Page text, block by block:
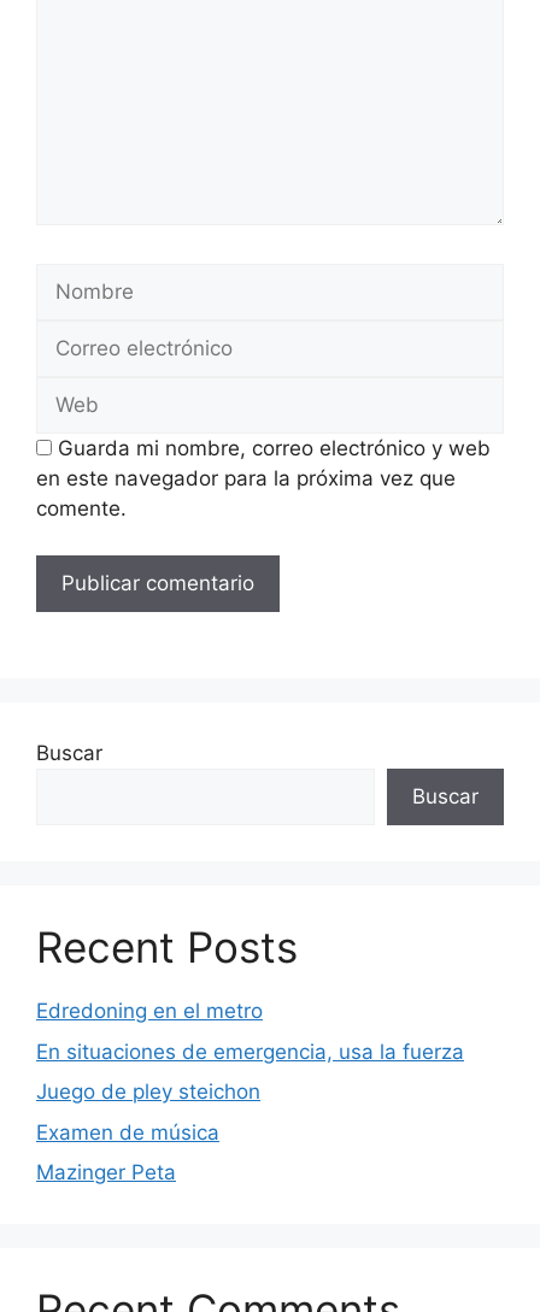
Nombre
Correo
Web
Guarda mi nombre, correo electrónico y web
en este navegador para la próxima vez que
comente.
Buscar
Buscar
Recent Posts
Edredoning en el metro
En situaciones de emergencia, usa la fuerza
Juego de pley steichon
Examen de música
Mazinger Peta